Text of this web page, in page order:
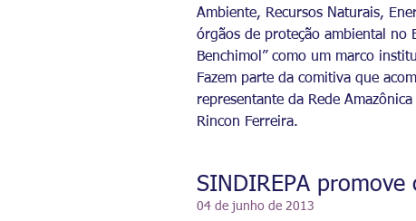
Ambiente, Recursos Naturais,
órgãos de proteção ambiental no
Benchimol” como um marco
Fazem parte da comitiva que
representante da Rede
Rincon Ferreira.
SINDIREPA
04 de junho de 2013